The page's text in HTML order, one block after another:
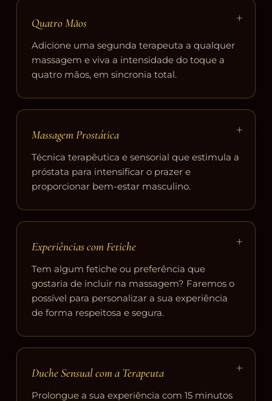
+
Quatro Mãos
Adicione uma segunda terapeuta a qualquer
massagem e viva a intensidade do toque a
quatro mãos, em sincronia total.
+
Massagem Prostática
Técnica terapêutica e sensorial que estimula a
próstata para intensificar o prazer e
proporcionar bem-estar masculino.
+
Experiências com Fetiche
Tem algum fetiche ou preferência que
gostaria de incluir na massagem? Faremos o
possível para personalizar a sua experiência
de forma respeitosa e segura.
+
Duche Sensual com a Terapeuta
Prolongue a sua experiência com 15 minutos